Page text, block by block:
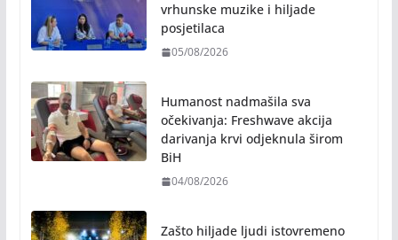
vrhunske muzike i hiljade
posjetilaca
05/08/2026
Humanost nadmašila sva
očekivanja: Freshwave akcija
darivanja krvi odjeknula širom
BiH
04/08/2026
Zašto hiljade ljudi istovremeno